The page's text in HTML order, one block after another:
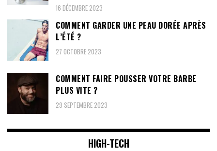
16 DÉCEMBRE 2023
COMMENT GARDER UNE PEAU DORÉE APRÈS
L’ÉTÉ ?
27 OCTOBRE 2023
COMMENT FAIRE POUSSER VOTRE BARBE
PLUS VITE ?
29 SEPTEMBRE 2023
HIGH-TECH